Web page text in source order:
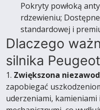
Pokryty powłoką
rdzewieniu;
standardowej i
Dlaczego
silnika
1. Zwiększona
zapobiegać
uderzeniami,